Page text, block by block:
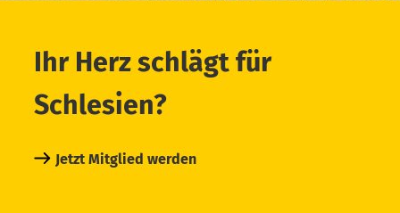
Ihr Herz schlägt für
Schlesien?
Jetzt Mitglied werden